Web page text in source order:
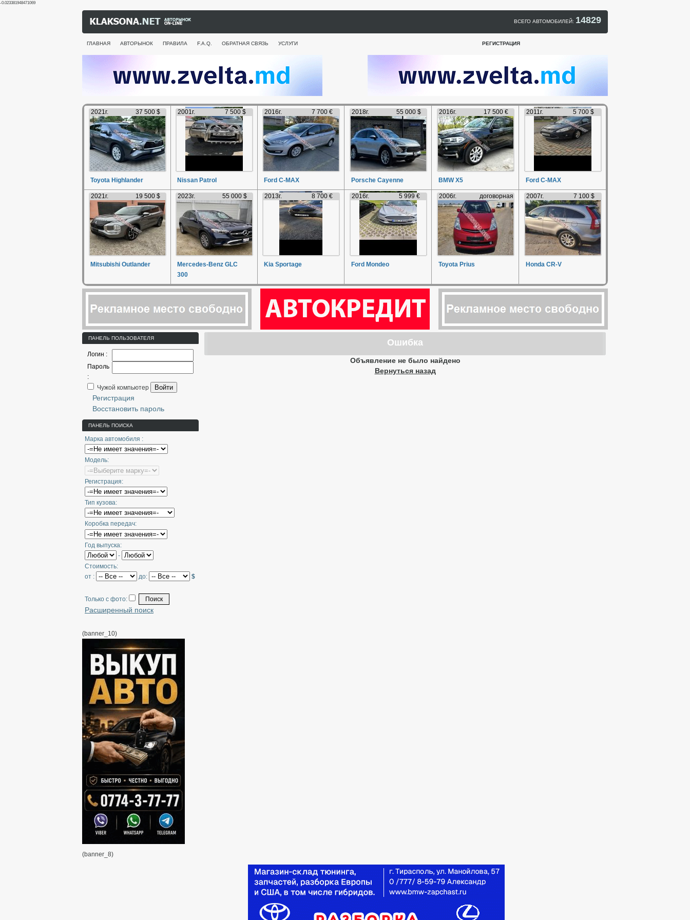
-0.023381948471069
ВСЕГО АВТОМОБИЛЕЙ: 14829
ГЛАВНАЯ АВТОРЫНОК ПРАВИЛА F.A.Q. ОБРАТНАЯ СВЯЗЬ УСЛУГИ РЕГИСТРАЦИЯ
2021г. 37 500 $
Toyota Highlander
2001г. 7 500 $
Nissan Patrol
2016г. 7 700 €
Ford C-MAX
2018г. 55 000 $
Porsche Cayenne
2016г. 17 500 €
BMW X5
2011г. 5 700 $
Ford C-MAX
2021г. 19 500 $
Mitsubishi Outlander
2023г. 55 000 $
Mercedes-Benz GLC
300
2013г. 8 700 €
Kia Sportage
2016г. 5 999 €
Ford Mondeo
2006г. договорная
Toyota Prius
2007г. 7 100 $
Honda CR-V
ПАНЕЛЬ ПОЛЬЗОВАТЕЛЯ
Логин :
Пароль
:
Чужой компьютер
Войти
Регистрация
Восстановить пароль
ПАНЕЛЬ ПОИСКА
Марка автомобиля :
Модель:
Регистрация:
Тип кузова:
Коробка передач:
Год выпуска:
-
Стоимость:
от :
до: $
Только с фото:
Расширенный поиск
(banner_10)
(banner_8)
Ошибка
Объявление не было найдено
Вернуться назад